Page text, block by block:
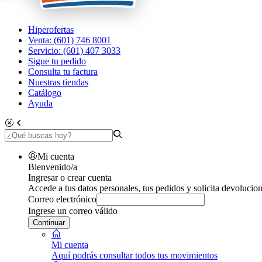
Hiperofertas
Venta: (601) 746 8001
Servicio: (601) 407 3033
Sigue tu pedido
Consulta tu factura
Nuestras tiendas
Catálogo
Ayuda
Mi cuenta
Bienvenido/a
Ingresar o crear cuenta
Accede a tus datos personales, tus pedidos y solicita
Correo electrónico
Ingrese un correo válido
Continuar
Mi cuenta
Aquí podrás consultar todos tus movimientos